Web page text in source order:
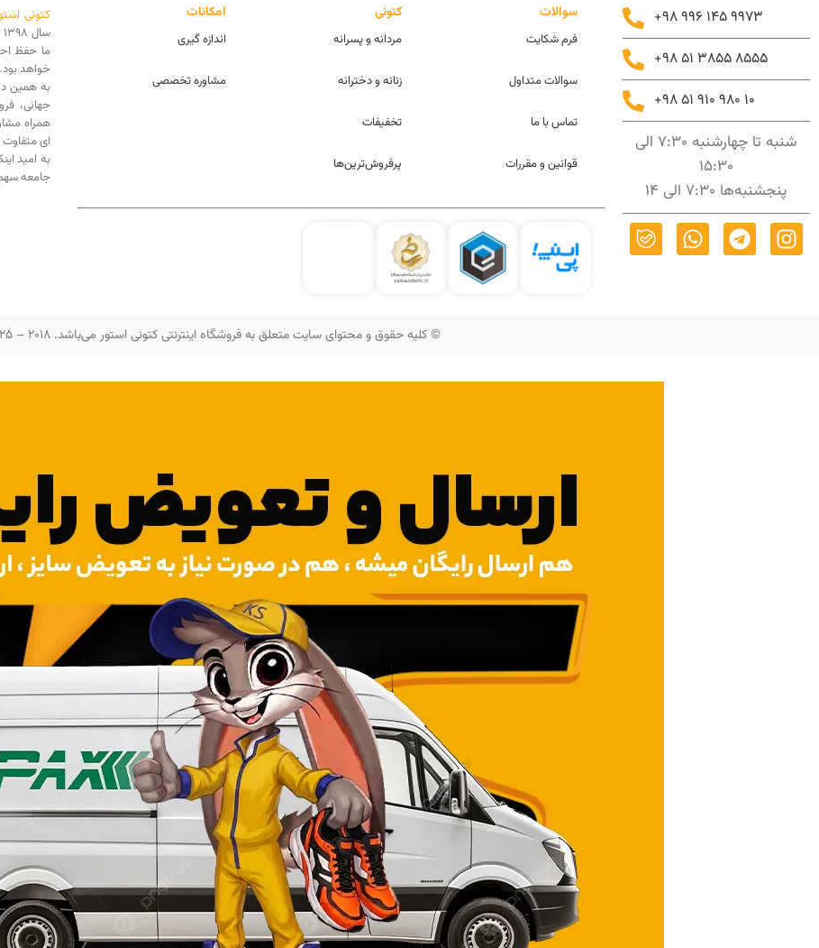
+98 996 145 9973
+98 51 3855 8555
+98 51 910 980 10
شنبه تا چهارشنبه 7:30 الی
15:30
پنجشنبه‌ها 7:30 الی 14
سوالات
فرم شکایت
سوالات متداول
تماس با ما
قوانین و مقررات
کتونی
مردانه و پسرانه
زنانه و دخترانه
تخفیفات
پرفروش‌ترین‌ها
امکانات
اندازه گیری
مشاوره تخصصی
کتونی
ما حفظ
خواهد بود.
به همین
جهانی،
همراه
ای متفاوت
به امید
جامعه
© کلیه حقوق و محتوای سایت متعلق به فروشگاه اینترنتی کتونی استور می‌باشد. 2018 – 2025